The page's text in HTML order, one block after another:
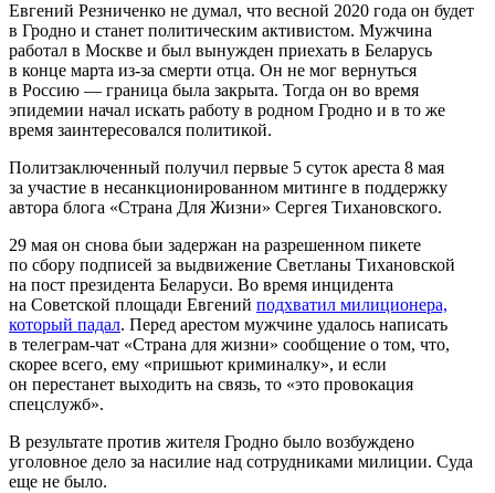
Евгений Резниченко не думал, что весной 2020 года он будет
в Гродно и станет политическим активистом. Мужчина
работал в Москве и был вынужден приехать в Беларусь
в конце марта из-за смерти отца. Он не мог вернуться
в Россию — граница была закрыта. Тогда он во время
эпидемии начал искать работу в родном Гродно и в то же
время заинтересовался политикой.
Политзаключенный получил первые 5 суток ареста 8 мая
за участие в несанкционированном митинге в поддержку
автора блога «Страна Для Жизни» Сергея Тихановского.
29 мая он снова быи задержан на разрешенном пикете
по сбору подписей за выдвижение Светланы Тихановской
на пост президента Беларуси. Во время инцидента
на Советской площади Евгений подхватил милиционера,
который падал. Перед арестом мужчине удалось написать
в телеграм-чат «Страна для жизни» сообщение о том, что,
скорее всего, ему «пришьют криминалку», и если
он перестанет выходить на связь, то «это провокация
спецслужб».
В результате против жителя Гродно было возбуждено
уголовное дело за насилие над сотрудниками милиции. Суда
еще не было.